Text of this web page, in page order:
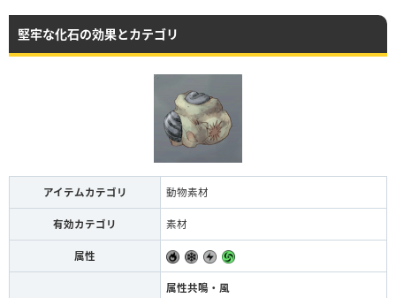
堅牢な化石の効果とカテゴリ
アイテムカテゴリ 動物素材
有効カテゴリ 素材
属性
属性共鳴・風